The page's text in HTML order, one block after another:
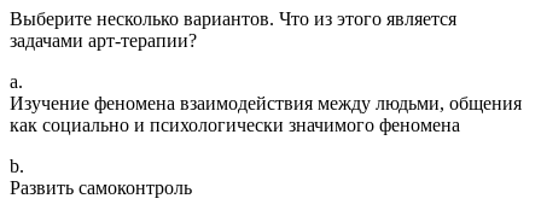
Выберите несколько вариантов. Что из этого является
задачами арт-терапии?
a.
Изучение феномена взаимодействия между людьми, общения
как социально и психологически значимого феномена
b.
Развить самоконтроль